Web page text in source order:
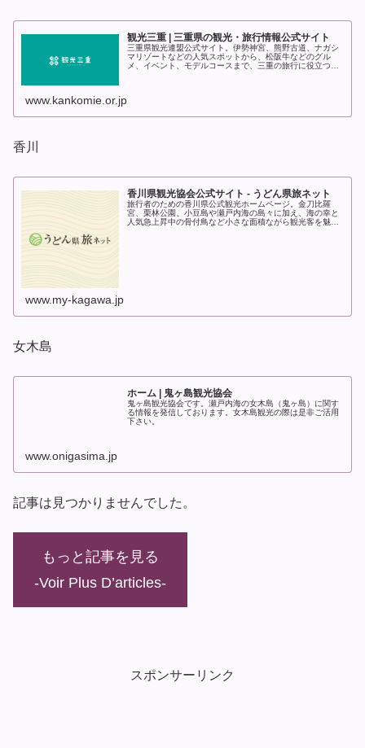
観光三重 | 三重県の観光・旅行情報公式サイト
三重県観光連盟公式サイト。伊勢神宮、熊野古道、ナガシ
マリゾートなどの人気スポットから、松阪牛などのグル
メ、イベント、モデルコースまで、三重の旅行に役立つ最
www.kankomie.or.jp
香川
香川県観光協会公式サイト - うどん県旅ネット
旅行者のための香川県公式観光ホームページ。金刀比羅
宮、栗林公園、小豆島や瀬戸内海の島々に加え、海の幸と
人気急上昇中の骨付鳥など小さな面積ながら観光客を魅了
www.my-kagawa.jp
女木島
ホーム | 鬼ヶ島観光協会
鬼ヶ島観光協会です。瀬戸内海の女木島（鬼ヶ島）に関す
る情報を発信しております。女木島観光の際は是非ご活用
下さい。
www.onigasima.jp
記事は見つかりませんでした。
もっと記事を見る
-Voir Plus D’articles-
スポンサーリンク